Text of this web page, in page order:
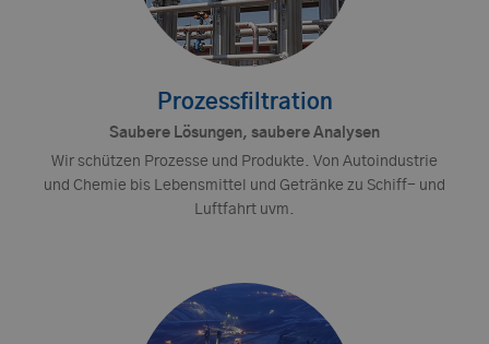
Prozessfiltration
Saubere Lösungen, saubere Analysen
Wir schützen Prozesse und Produkte. Von Autoindustrie
und Chemie bis Lebensmittel und Getränke zu Schiff- und
Luftfahrt uvm.